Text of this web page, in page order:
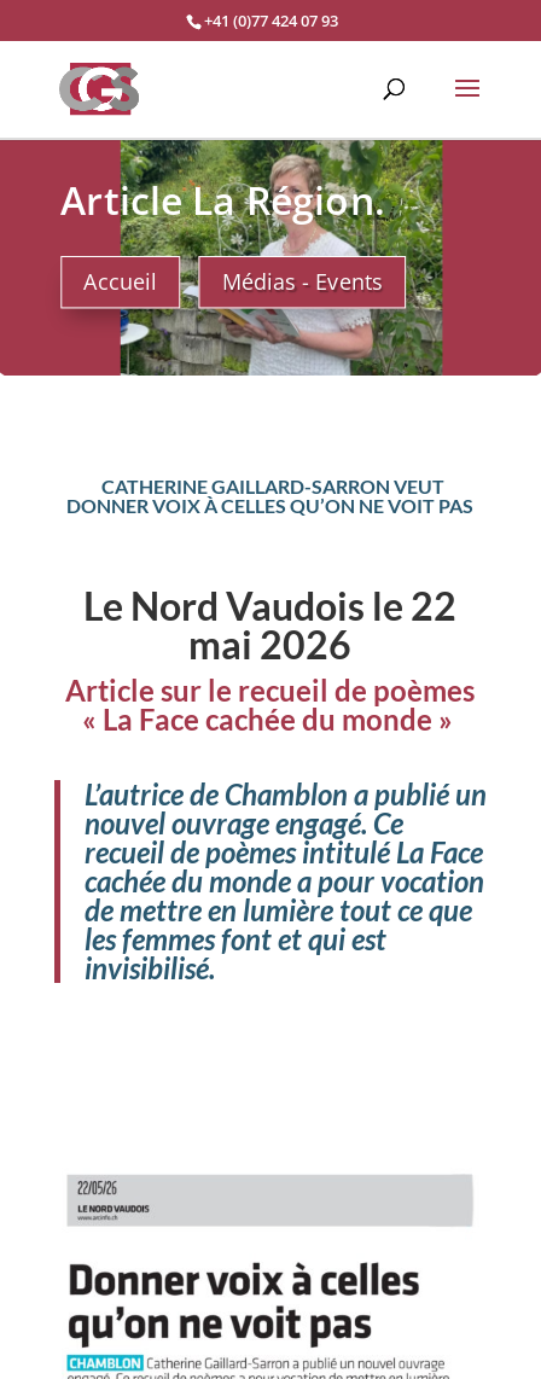
+41 (0)77 424 07 93
Article La Région.
Accueil Médias - Events
CATHERINE GAILLARD-SARRON VEUT
DONNER VOIX À CELLES QU’ON NE VOIT PAS
Le Nord Vaudois le 22
mai 2026
Article sur le recueil de poèmes
« La Face cachée du monde »
L’autrice de Chamblon a publié un
nouvel ouvrage engagé. Ce
recueil de poèmes intitulé La Face
cachée du monde a pour vocation
de mettre en lumière tout ce que
les femmes font et qui est
invisibilisé.